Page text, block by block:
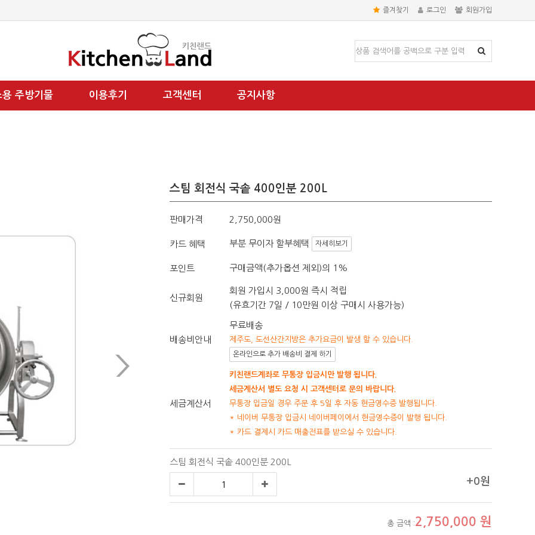
즐겨찾기 로그인 회원가입
용 주방기물 이용후기 고객센터 공지사항
스팀 회전식 국솥 400인분 200L
판매가격 2,750,000원
카드 혜택 부분 무이자 할부혜택 자세히보기
포인트 구매금액(추가옵션 제외)의 1%
신규회원
회원 가입시 3,000원 즉시 적립
(유효기간 7일 / 10만원 이상 구매시 사용가능)
배송비안내
무료배송
제주도, 도선산간지방은 추가요금이 발생 할 수 있습니다.
온라인으로 추가 배송비 결제 하기
세금계산서
키친랜드계좌로 무통장 입금시만 발행 됩니다.
세금계산서 별도 요청 시 고객센터로 문의 바랍니다.
무통장 입금일 경우 주문 후 5일 후 자동 현금영수증 발행됩니다.
* 네이버 무통장 입금시 네이버페이에서 현금영수증이 발행 됩니다.
* 카드 결제시 카드 매출전표를 받으실 수 있습니다.
스팀 회전식 국솥 400인분 200L
+0원
총 금액 :2,750,000 원